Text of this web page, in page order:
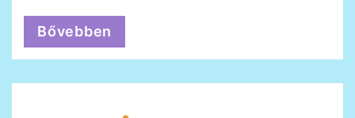
Bővebben